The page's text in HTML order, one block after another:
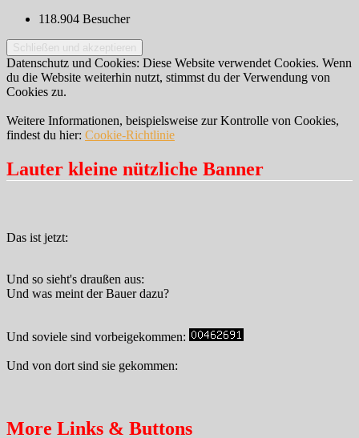
118.904 Besucher
Datenschutz und Cookies: Diese Website verwendet Cookies. Wenn
du die Website weiterhin nutzt, stimmst du der Verwendung von
Cookies zu.
Weitere Informationen, beispielsweise zur Kontrolle von Cookies,
findest du hier: Cookie-Richtlinie
Lauter kleine nützliche Banner
Das ist jetzt:
Und so sieht's draußen aus:
Und was meint der Bauer dazu?
Und soviele sind vorbeigekommen:
Und von dort sind sie gekommen:
More Links & Buttons